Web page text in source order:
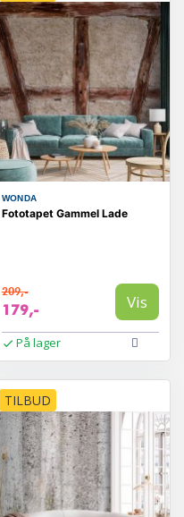
WONDA
Fototapet Gammel Lade
209,-
179,- Vis
På lager
TILBUD